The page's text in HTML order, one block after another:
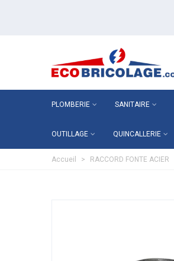
PLOMBERIE SANITAIRE
OUTILLAGE QUINCALLERIE
Accueil > RACCORD FONTE ACIER